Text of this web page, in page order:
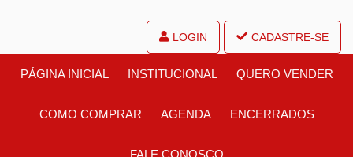
LOGIN CADASTRE-SE
PÁGINA INICIAL INSTITUCIONAL QUERO VENDER
COMO COMPRAR AGENDA ENCERRADOS
FALE CONOSCO